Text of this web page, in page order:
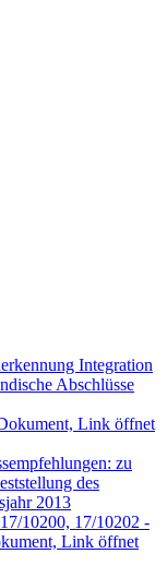
Integration
Abschlüsse
Link öffnet
zu
des
2013
10200, 17/10202 -
Link öffnet